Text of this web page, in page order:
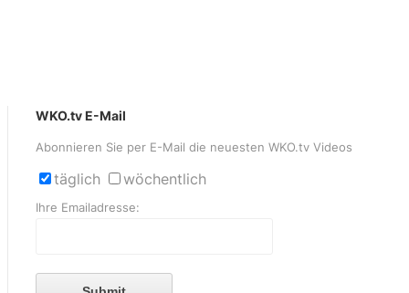
WKO.tv E-Mail
Abonnieren Sie per E-Mail die neuesten WKO.tv Videos
täglich wöchentlich
Ihre Emailadresse: